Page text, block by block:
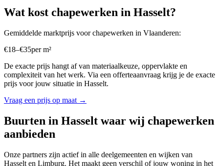
Wat kost chapewerken in Hasselt?
Gemiddelde marktprijs voorchapewerken in Vlaanderen:
€18–€35perm²
De exacte prijs hangt af van materiaalkeuze, oppervlakte en
complexiteit van het werk. Via een offerteaanvraag krijg je de exacte
prijs voor jouw situatie in Hasselt.
Vraag een prijs op maat →
Buurten in Hasselt waar wij chapewerken
aanbieden
Onze partners zijn actief in alle deelgemeenten en wijken van
Hasselt en Limburg. Het maakt geen verschil of jouw woning in het